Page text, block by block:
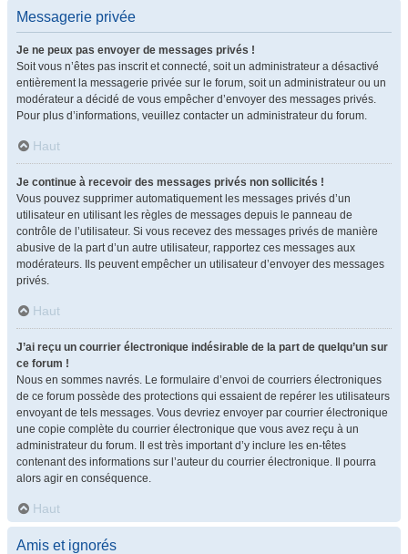
Messagerie privée
Je ne peux pas envoyer de messages privés !
Soit vous n’êtes pas inscrit et connecté, soit un administrateur a désactivé
entièrement la messagerie privée sur le forum, soit un administrateur ou un
modérateur a décidé de vous empêcher d’envoyer des messages privés.
Pour plus d’informations, veuillez contacter un administrateur du forum.
Haut
Je continue à recevoir des messages privés non sollicités !
Vous pouvez supprimer automatiquement les messages privés d’un
utilisateur en utilisant les règles de messages depuis le panneau de
contrôle de l’utilisateur. Si vous recevez des messages privés de manière
abusive de la part d’un autre utilisateur, rapportez ces messages aux
modérateurs. Ils peuvent empêcher un utilisateur d’envoyer des messages
privés.
Haut
J’ai reçu un courrier électronique indésirable de la part de quelqu’un sur
ce forum !
Nous en sommes navrés. Le formulaire d’envoi de courriers électroniques
de ce forum possède des protections qui essaient de repérer les utilisateurs
envoyant de tels messages. Vous devriez envoyer par courrier électronique
une copie complète du courrier électronique que vous avez reçu à un
administrateur du forum. Il est très important d’y inclure les en-têtes
contenant des informations sur l’auteur du courrier électronique. Il pourra
alors agir en conséquence.
Haut
Amis et ignorés